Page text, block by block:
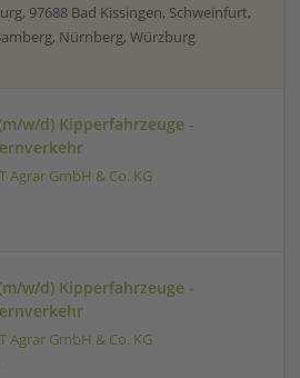
97688 Bad Kissingen, Schweinfurt,
Nürnberg, Würzburg
w/d) Kipperfahrzeuge -
Agrar GmbH & Co. KG
w/d) Kipperfahrzeuge -
Agrar GmbH & Co. KG